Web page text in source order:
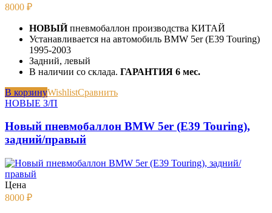
8000 ₽
НОВЫЙпневмобаллон производства КИТАЙ
Устанавливается на автомобиль BMW 5er (E39 Touring)
1995-2003
Задний, левый
В наличии со склада. ГАРАНТИЯ 6 мес.
В корзинуWishlistСравнить
НОВЫЕ З/П
Новый пневмобаллон BMW 5er (E39 Touring),
задний/правый
Цена
8000 ₽